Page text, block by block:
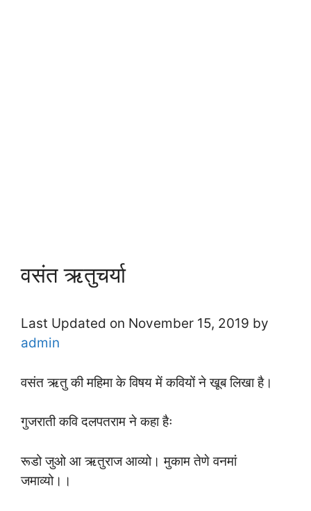
वसंत ऋतुचर्या
Last Updated on November 15, 2019 by
admin
वसंत ऋतु की महिमा के विषय में कवियों ने खूब लिखा है।
गुजराती कवि दलपतराम ने कहा हैः
रूडो जुओ आ ऋतुराज आव्यो। मुकाम तेणे वनमां
जमाव्यो।।